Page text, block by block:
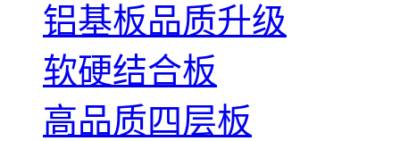
铝基板品质升级
软硬结合板
高品质四层板